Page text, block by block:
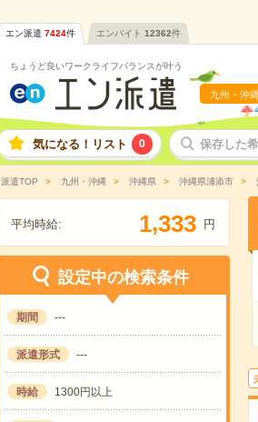
エン派遣 7424件 エンバイト 12362件
ちょうど良いワークライフバランスが叶う
九州・沖
気になる！リスト 0 保存した
派遣TOP 九州・沖縄 沖縄県 沖縄県浦添市
平均時給: 1,333 円
設定中の検索条件
期間 ---
派遣形式 ---
時給 1300円以上